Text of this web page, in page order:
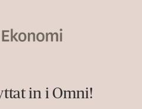
in i Omni!